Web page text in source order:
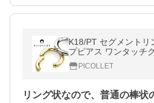
K18/PT セグメント
プピアス ワンタッチ
ス 軟骨ピアス 片耳用
PICOLLET